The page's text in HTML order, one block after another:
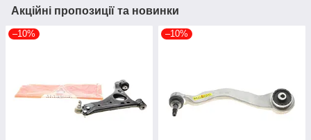
Акційні пропозиції та новинки
–10% –10%